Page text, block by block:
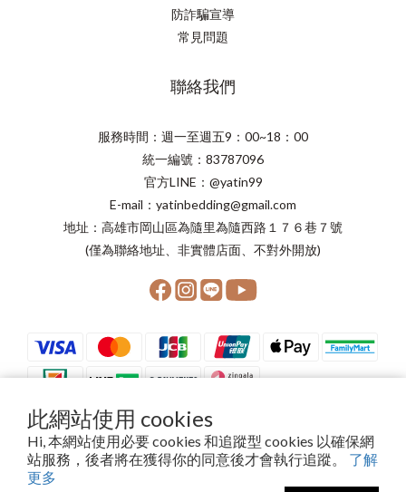
此網站使用 cookies
Hi, 本網站使用必要 cookies 和追蹤型 cookies 以確保網
站服務，後者將在獲得你的同意後才會執行追蹤。 了解
更多
防詐騙宣導
常見問題
聯絡我們
服務時間：週一至週五9：00~18：00
統一編號：83787096
官方LINE：@yatin99
E-mail：yatinbedding@gmail.com
地址：高雄市岡山區為隨里為隨西路１７６巷７號
(僅為聯絡地址、非實體店面、不對外開放)
Copyright©2024 晨星寢具有限公司